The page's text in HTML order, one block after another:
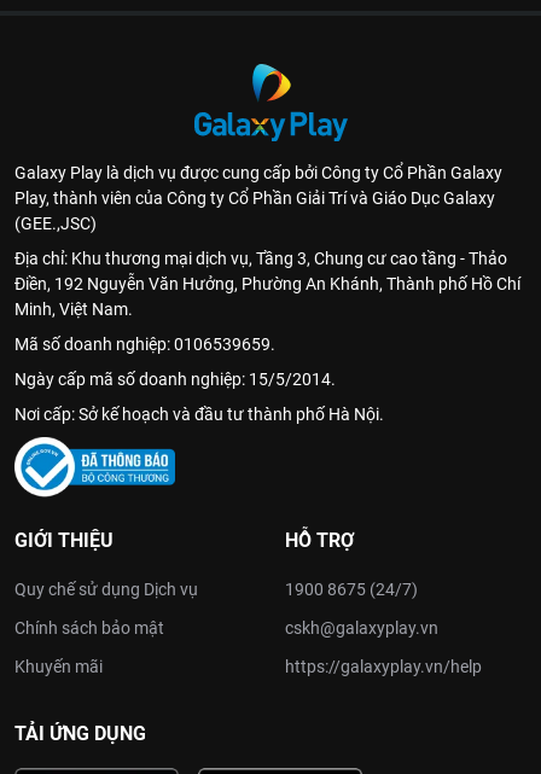
Galaxy Play là dịch vụ được cung cấp bởi Công ty Cổ Phần Galaxy
Play, thành viên của Công ty Cổ Phần Giải Trí và Giáo Dục Galaxy
(GEE.,JSC)
Địa chỉ: Khu thương mại dịch vụ, Tầng 3, Chung cư cao tầng - Thảo
Điền, 192 Nguyễn Văn Hưởng, Phường An Khánh, Thành phố Hồ Chí
Minh, Việt Nam.
Mã số doanh nghiệp: 0106539659.
Ngày cấp mã số doanh nghiệp: 15/5/2014.
Nơi cấp: Sở kế hoạch và đầu tư thành phố Hà Nội.
GIỚI THIỆU
Quy chế sử dụng Dịch vụ
Chính sách bảo mật
Khuyến mãi
HỖ TRỢ
1900 8675 (24/7)
cskh@galaxyplay.vn
https://galaxyplay.vn/help
TẢI ỨNG DỤNG